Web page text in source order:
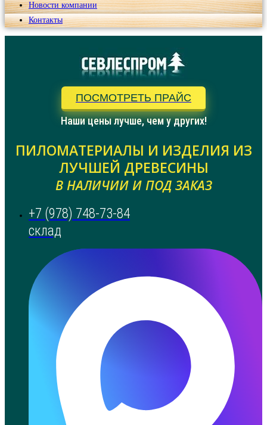
Новости компании
Контакты
ПОСМОТРЕТЬ ПРАЙС
Наши цены лучше, чем у других!
ПИЛОМАТЕРИАЛЫ И ИЗДЕЛИЯ ИЗ
ЛУЧШЕЙ ДРЕВЕСИНЫ
В НАЛИЧИИ И ПОД ЗАКАЗ
+7 (978) 748-73-84
склад